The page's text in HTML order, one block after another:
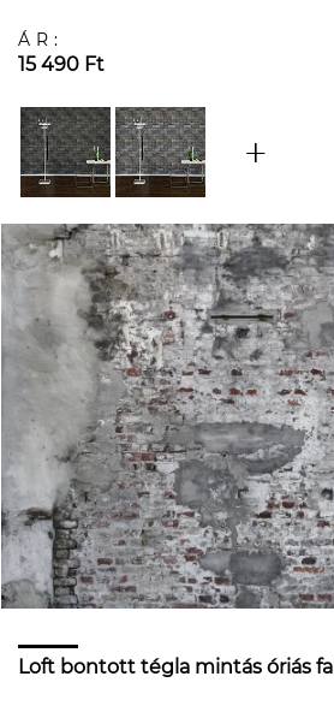
ÁR:
15 490 Ft
Loft bontott tégla mintás óriás